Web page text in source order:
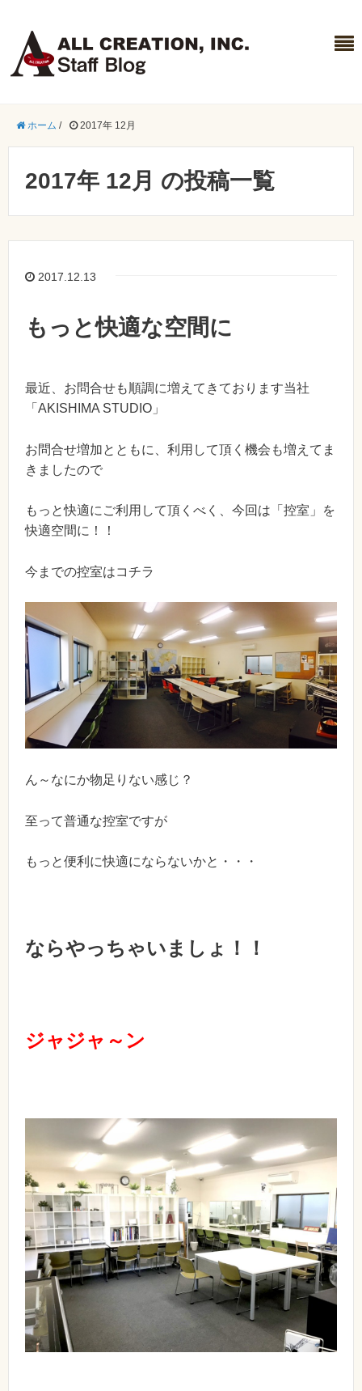
ホーム / 2017年 12月
2017年 12月 の投稿一覧
2017.12.13
もっと快適な空間に
最近、お問合せも順調に増えてきております当社
「AKISHIMA STUDIO」
お問合せ増加とともに、利用して頂く機会も増えてま
きましたので
もっと快適にご利用して頂くべく、今回は「控室」を
快適空間に！！
今までの控室はコチラ
ん～なにか物足りない感じ？
至って普通な控室ですが
もっと便利に快適にならないかと・・・
ならやっちゃいましょ！！
ジャジャ～ン